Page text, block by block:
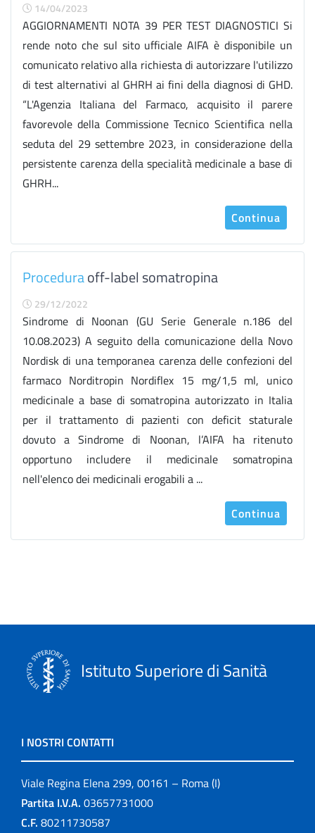
14/04/2023
AGGIORNAMENTI NOTA 39 PER TEST DIAGNOSTICI Si
rende noto che sul sito ufficiale AIFA è disponibile un
comunicato relativo alla richiesta di autorizzare l'utilizzo
di test alternativi al GHRH ai fini della diagnosi di GHD.
“L'Agenzia Italiana del Farmaco, acquisito il parere
favorevole della Commissione Tecnico Scientifica nella
seduta del 29 settembre 2023, in considerazione della
persistente carenza della specialità medicinale a base di
GHRH...
Continua
Proceduraoff-label somatropina
29/12/2022
Sindrome di Noonan (GU Serie Generale n.186 del
10.08.2023) A seguito della comunicazione della Novo
Nordisk di una temporanea carenza delle confezioni del
farmaco Norditropin Nordiflex 15 mg/1,5 ml, unico
medicinale a base di somatropina autorizzato in Italia
per il trattamento di pazienti con deficit staturale
dovuto a Sindrome di Noonan, l’AIFA ha ritenuto
opportuno includere il medicinale somatropina
nell'elenco dei medicinali erogabili a ...
Continua
Istituto Superiore di Sanità
I NOSTRI CONTATTI
Viale Regina Elena 299, 00161 – Roma (I)
Partita I.V.A. 03657731000
C.F. 80211730587